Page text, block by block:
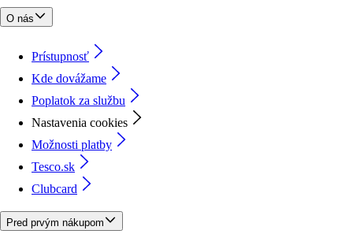
O nás
Prístupnosť
Kde dovážame
Poplatok za službu
Nastavenia cookies
Možnosti platby
Tesco.sk
Clubcard
Pred prvým nákupom